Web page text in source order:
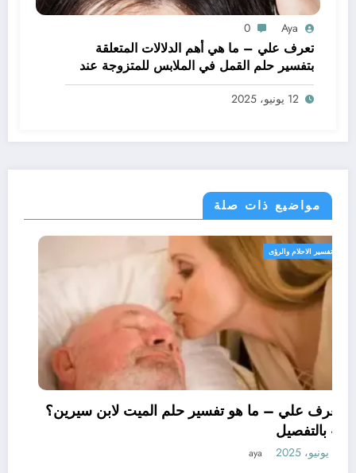
Aya
0
تعرف علي – ما هي أهم الدلالات المتعلقة
بتفسير حلم القمل في الملابس للمتزوجة عند
ابن سيرين؟ – بالتفصيل
12 يونيو، 2025
مواضيع ذات صلة
تفسير الاحلام والرؤى
تعرف علي – ما هو تفسير حلم الميت لابن سيرين؟
– بالتفصيل
11 يونيو، 2025